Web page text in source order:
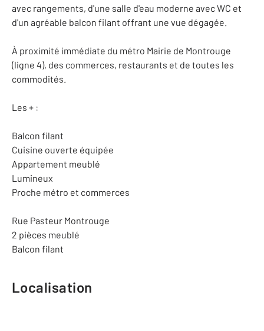
avec rangements, d'une salle d'eau moderne avec WC et
d'un agréable balcon filant offrant une vue dégagée.
À proximité immédiate du métro Mairie de Montrouge
(ligne 4), des commerces, restaurants et de toutes les
commodités.
Les + :
Balcon filant
Cuisine ouverte équipée
Appartement meublé
Lumineux
Proche métro et commerces
Rue Pasteur Montrouge
2 pièces meublé
Balcon filant
Localisation